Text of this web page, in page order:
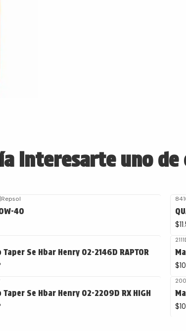
interesarte uno de
Repsol
40
Se Hbar Henry 02-2146D RAPTOR
Se Hbar Henry 02-2209D RX HIGH